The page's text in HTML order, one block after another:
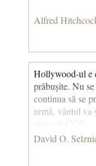
Alfred
Hollywood-ul e
prăbuşite. Nu
continua să se
urmă, vântul va
David O.